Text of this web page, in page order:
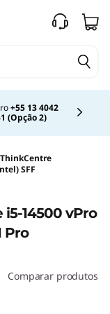
+55 13 4042
(Opção 2)
ThinkCentre
SFF
14500 vPro
Pro
Comparar produtos